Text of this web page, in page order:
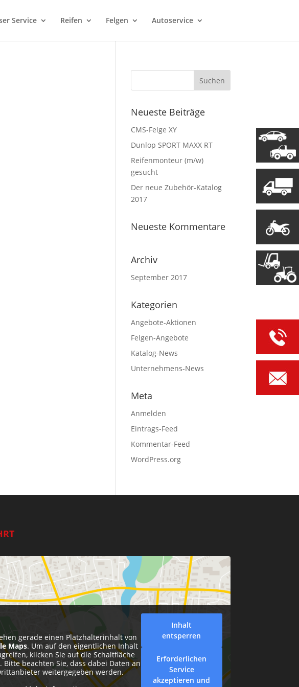
Service Reifen Felgen Autoservice
Neueste Beiträge
CMS-Felge XY
Dunlop SPORT MAXX RT
Reifenmonteur (m/w)
gesucht
Der neue Zubehör-Katalog
2017
Neueste Kommentare
Archiv
September 2017
Kategorien
Angebote-Aktionen
Felgen-Angebote
Katalog-News
Unternehmens-News
Meta
Anmelden
Eintrags-Feed
Kommentar-Feed
WordPress.org
gerade einen Platzhalterinhalt von
Maps. Um auf den eigentlichen Inhalt
klicken Sie auf die Schaltfläche
Bitte beachten Sie, dass dabei Daten an
weitergegeben werden.
Inhalt
entsperren
Erforderlichen
Service
akzeptieren und